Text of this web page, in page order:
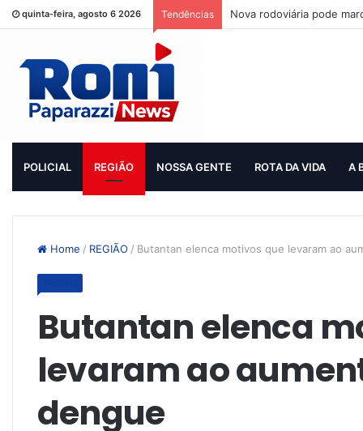
quinta-feira, agosto 6 2026 Tendências Nova rodoviária pode
POLICIAL REGIÃO NOSSA GENTE ROTA DA VIDA A
Home / REGIÃO / Butantan elenca motivos que levaram ao
Butantan elenca
levaram ao
dengue